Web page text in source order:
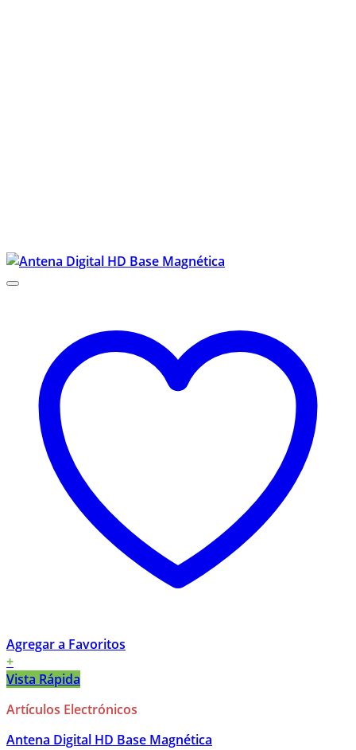
Agregar a Favoritos
+
Vista Rápida
Artículos Electrónicos
Antena Digital HD Base Magnética